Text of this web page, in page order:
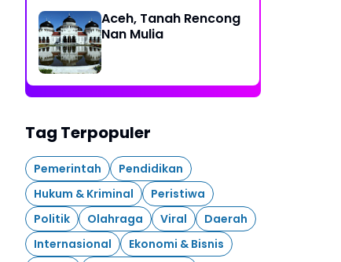
Aceh, Tanah Rencong
Nan Mulia
Tag Terpopuler
Pemerintah
Pendidikan
Hukum & Kriminal
Peristiwa
Politik
Olahraga Viral
Daerah
Internasional
Ekonomi & Bisnis